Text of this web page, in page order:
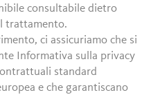
consultabile dietro
trattamento.
ci assicuriamo che si
Informativa sulla privacy
standard
e che garantiscano